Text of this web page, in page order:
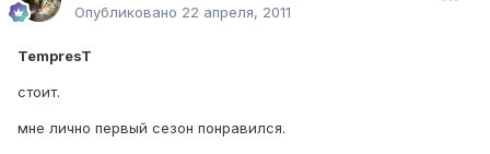
Опубликовано 22 апреля, 2011
TempresT
стоит.
мне лично первый сезон понравился.